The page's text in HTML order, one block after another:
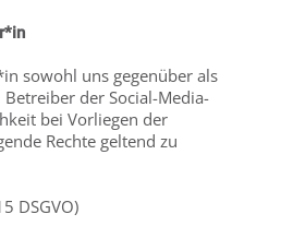
sowohl uns gegenüber als
der Social-Media-
bei Vorliegen der
Rechte geltend zu
DSGVO)